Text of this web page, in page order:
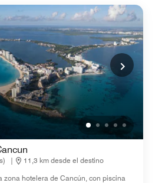
|
11,3 km desde el destino
zona hotelera​ de Cancún, con piscina